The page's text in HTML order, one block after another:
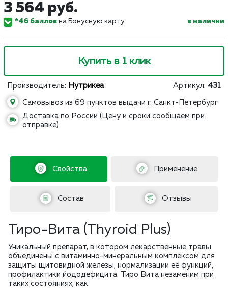
3 564 руб.
*46 баллов на Бонусную карту в наличии
Купить в 1 клик
Производитель: Нутрикеа Артикул: 431
Самовывоз из 69 пунктов выдачи г. Санкт-Петербург
Доставка по России (Цену и сроки сообщаем при
отправке)
Свойства Применение
Состав Отзывы
Тиро-Вита (Thyroid Plus)
Уникальный препарат, в котором лекарственные травы
объединены с витаминно-минеральным комплексом для
защиты щитовидной железы, нормализации её функций,
профилактики йододефицита. Тиро Вита незаменим при
таких состояниях, как: